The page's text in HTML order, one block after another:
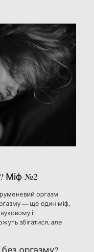
Міф №2
оргазм
— ще один міф,
і
збігатися, але
оргазму?